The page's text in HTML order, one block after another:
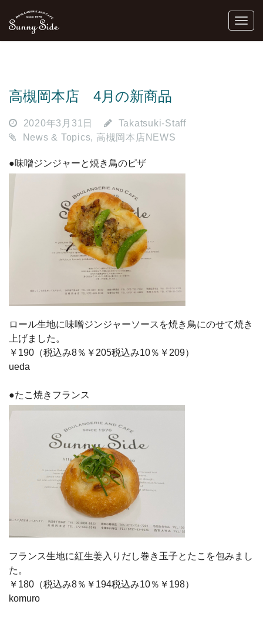
高槻岡本店 4月の新商品
2020年3月31日
Takatsuki-Staff
News & Topics, 高槻岡本店NEWS
●味噌ジンジャーと焼き鳥のピザ
ロール生地に味噌ジンジャーソースを焼き鳥にのせて焼き
上げました。
￥190（税込み8％￥205税込み10％￥209）
ueda
●たこ焼きフランス
フランス生地に紅生姜入りだし巻き玉子とたこを包みまし
た。
￥180（税込み8％￥194税込み10％￥198）
komuro